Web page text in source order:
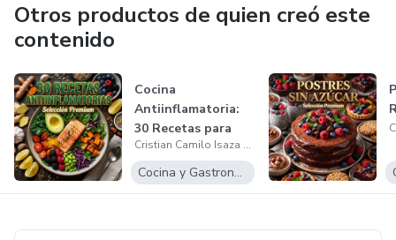
Otros productos de quien creó este
contenido
Cocina
Antiinflamatoria:
30 Recetas para
Sanar y Nutrir
Cristian Camilo Isaza Garcia
Cocina y Gastronomía